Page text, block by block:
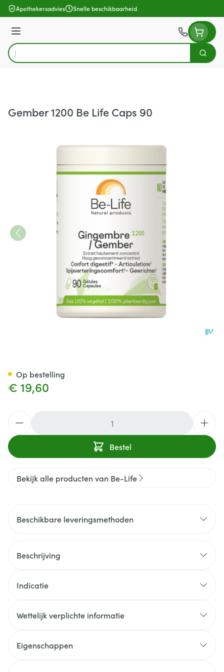
Ga naar de inhoud
Apothekersadvies Snelle beschikbaarheid
Menu
Product, merk, categorie...
Zoek
Gember 1200 Be Life Caps 90
€ 19,60
Bestel
Op bestelling
Bekijk alle producten van Be-Life
Beschikbare leveringsmethoden
Beschrijving
Indicatie
Wettelijk verplichte informatie
Eigenschappen